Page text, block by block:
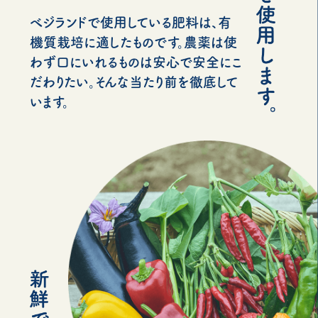
べジランドで使用している肥料は、有
機質栽培に適したものです。農薬は使
わず口にいれるものは安心で安全にこ
だわりたい。そんな当たり前を徹底して
います。